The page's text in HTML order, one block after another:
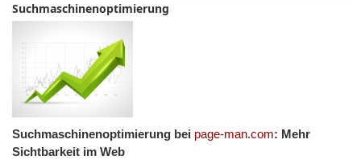
Suchmaschinenoptimierung
Suchmaschinenoptimierung bei page-man.com: Mehr
Sichtbarkeit im Web